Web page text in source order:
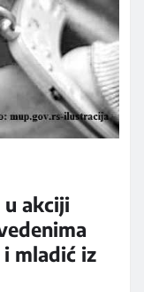
u akciji
mladić iz